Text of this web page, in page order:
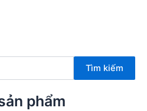
Tìm kiếm
phẩm